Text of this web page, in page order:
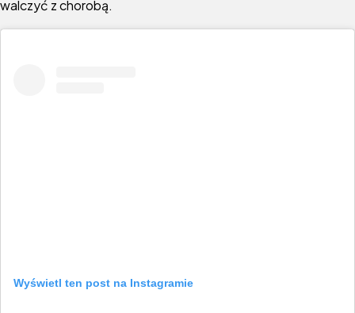
walczyć z chorobą.
Wyświetl ten post na Instagramie